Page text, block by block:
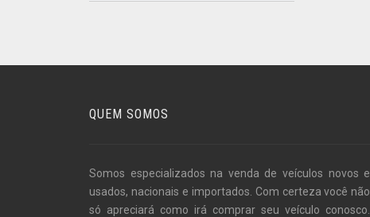
QUEM SOMOS
Somos especializados na venda de veículos novos e
usados, nacionais e importados. Com certeza você não
só apreciará como irá comprar seu veículo conosco.